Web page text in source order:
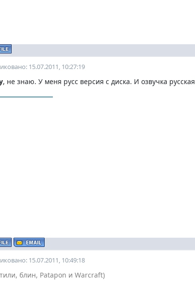
15.07.2011, 10:27:19
, не знаю. У меня русс версия с диска. И озвучка русская
15.07.2011, 10:49:18
блин, Patapon и Warcraft)